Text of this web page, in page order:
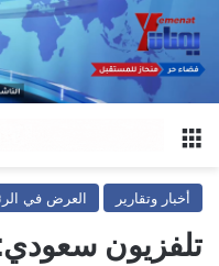
أخبار وتقارير العرض في
تلفزيون